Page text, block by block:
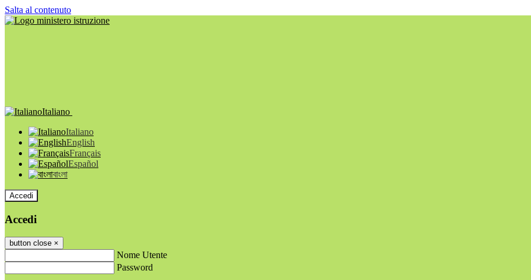
Salta al contenuto
Italiano
Italiano
English
Français
Español
বাংলা
Accedi
Accedi
button close ×
Nome Utente
Password